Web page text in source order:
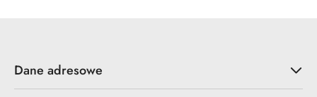
Dane adresowe